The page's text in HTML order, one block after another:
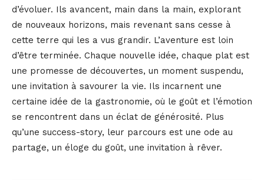
d’évoluer. Ils avancent, main dans la main, explorant
de nouveaux horizons, mais revenant sans cesse à
cette terre qui les a vus grandir. L’aventure est loin
d’être terminée. Chaque nouvelle idée, chaque plat est
une promesse de découvertes, un moment suspendu,
une invitation à savourer la vie. Ils incarnent une
certaine idée de la gastronomie, où le goût et l’émotion
se rencontrent dans un éclat de générosité. Plus
qu’une success-story, leur parcours est une ode au
partage, un éloge du goût, une invitation à rêver.